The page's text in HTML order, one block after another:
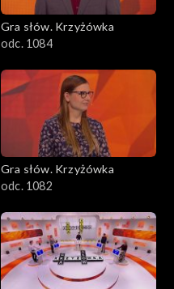
Gra słów. Krzyżówka
odc. 1084
Gra słów. Krzyżówka
odc. 1082